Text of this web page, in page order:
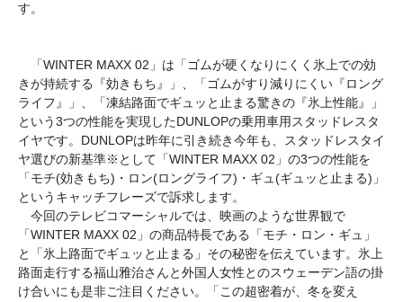
す。
「WINTER MAXX 02」は「ゴムが硬くなりにくく氷上での効
きが持続する『効きもち』」、「ゴムがすり減りにくい『ロング
ライフ』」、「凍結路面でギュッと止まる驚きの『氷上性能』」
という3つの性能を実現したDUNLOPの乗用車用スタッドレスタ
イヤです。DUNLOPは昨年に引き続き今年も、スタッドレスタイ
ヤ選びの新基準※として「WINTER MAXX 02」の3つの性能を
「モチ(効きもち)・ロン(ロングライフ)・ギュ(ギュッと止まる)」
というキャッチフレーズで訴求します。
今回のテレビコマーシャルでは、映画のような世界観で
「WINTER MAXX 02」の商品特長である「モチ・ロン・ギュ」
と「氷上路面でギュッと止まる」その秘密を伝えています。氷上
路面走行する福山雅治さんと外国人女性とのスウェーデン語の掛
け合いにも是非ご注目ください。「この超密着が、冬を変え